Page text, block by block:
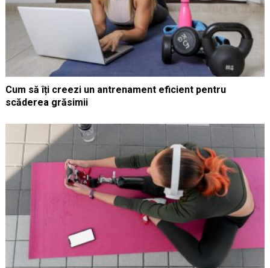
Cum să îți creezi un antrenament eficient pentru
scăderea grăsimii